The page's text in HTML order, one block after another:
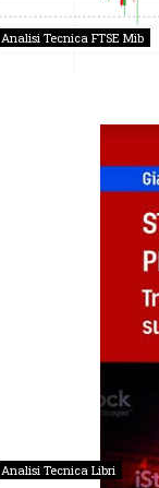
Analisi Tecnica FTSE Mib
Analisi Tecnica Libri